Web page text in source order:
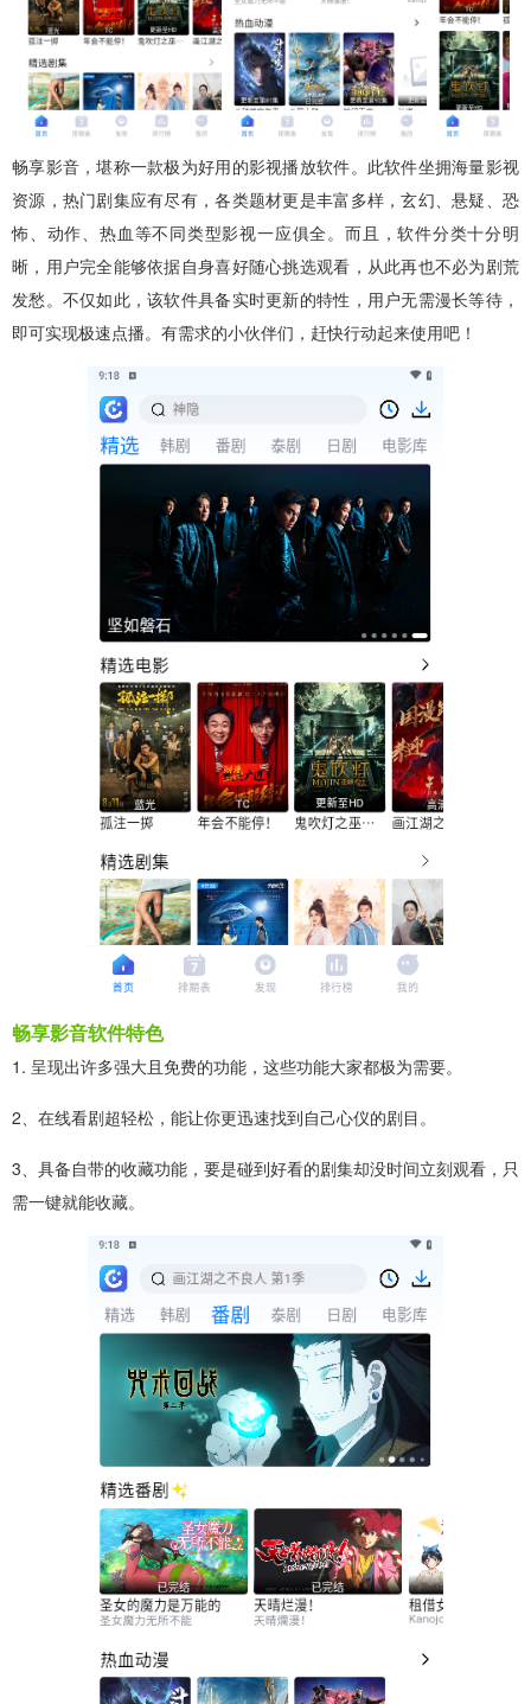
畅享影音，堪称一款极为好用的影视播放软件。此软件坐拥海量影视
资源，热门剧集应有尽有，各类题材更是丰富多样，玄幻、悬疑、恐
怖、动作、热血等不同类型影视一应俱全。而且，软件分类十分明
晰，用户完全能够依据自身喜好随心挑选观看，从此再也不必为剧荒
发愁。不仅如此，该软件具备实时更新的特性，用户无需漫长等待，
即可实现极速点播。有需求的小伙伴们，赶快行动起来使用吧！
畅享影音软件特色
1. 呈现出许多强大且免费的功能，这些功能大家都极为需要。
2、在线看剧超轻松，能让你更迅速找到自己心仪的剧目。
3、具备自带的收藏功能，要是碰到好看的剧集却没时间立刻观看，只
需一键就能收藏。